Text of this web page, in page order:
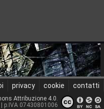
privacy cookie contatti
Attribuzione 4.0.
| p.IVA 07430801006